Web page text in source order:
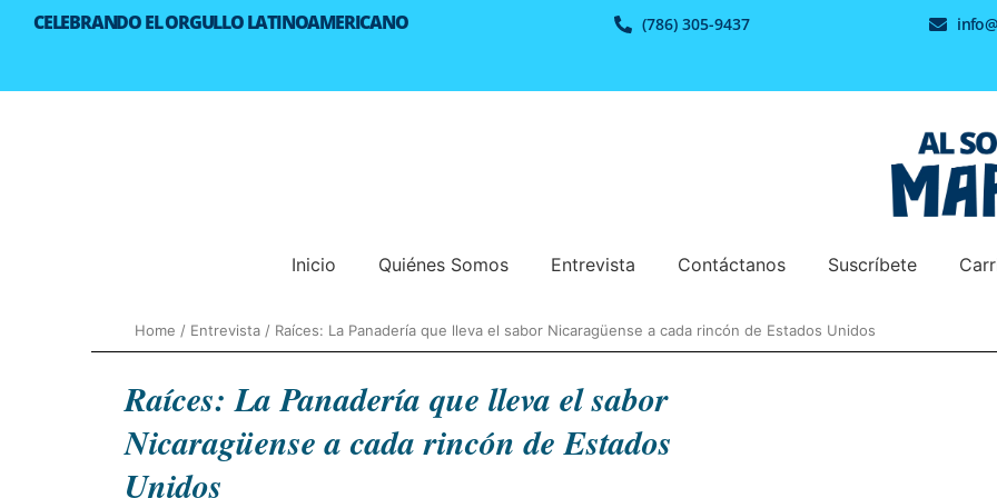
SkipCELEBRANDO EL ORGULLO LATINOAMERICANO (786) 305-9437
Inicio Quiénes Somos Entrevista Contáctanos Suscríbete
Home / Entrevista / Raíces: La Panadería que lleva el sabor Nicaragüense a cada rincón de Estados Unidos
Raíces: La Panadería que lleva el sabor
Nicaragüense a cada rincón de Estados
Unidos